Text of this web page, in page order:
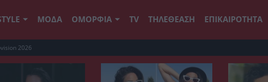
ΜΟΔΑ ΟΜΟΡΦΙΑ TV ΤΗΛΕΘΕΑΣΗ ΕΠΙΚΑΙΡΟΤΗΤΑ
2026